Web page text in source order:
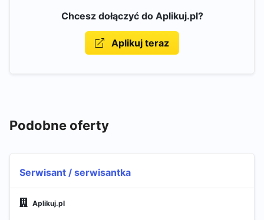
Chcesz dołączyć do Aplikuj.pl?
Aplikuj teraz
Podobne oferty
Serwisant / serwisantka
Aplikuj.pl